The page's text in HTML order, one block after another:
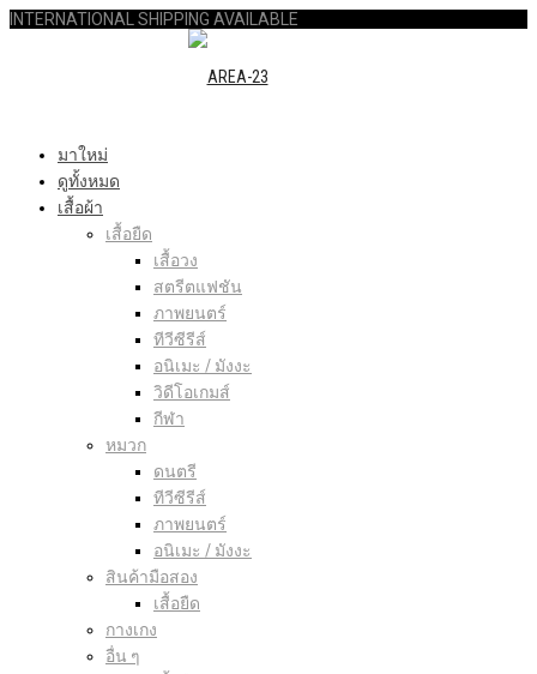
INTERNATIONAL SHIPPING AVAILABLE
มาใหม่
ดูทั้งหมด
เสื้อผ้า
เสื้อยืด
เสื้อวง
สตรีตแฟชัน
ภาพยนตร์
ทีวีซีรีส์
อนิเมะ / มังงะ
วิดีโอเกมส์
กีฬา
หมวก
ดนตรี
ทีวีซีรีส์
ภาพยนตร์
อนิเมะ / มังงะ
สินค้ามือสอง
เสื้อยืด
กางเกง
อื่น ๆ